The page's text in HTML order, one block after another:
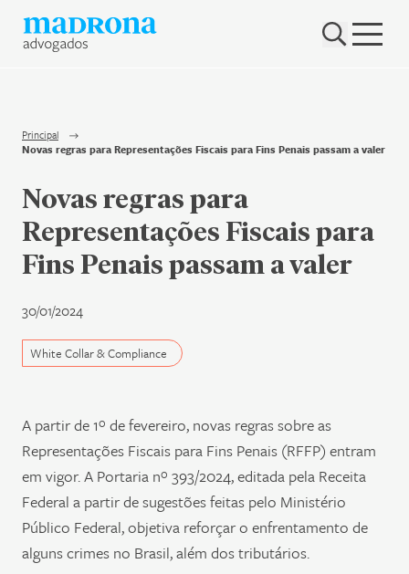
Nenhum resultado encontrado
Hub Madrona
Newsletter
Principal
Novas regras para Representações Fiscais para Fins Penais passam a valer
Novas regras para
Representações Fiscais para
Fins Penais passam a valer
30/01/2024
White Collar & Compliance
A partir de 1º de fevereiro, novas regras sobre as
Representações Fiscais para Fins Penais (RFFP) entram
em vigor. A Portaria nº 393/2024, editada pela Receita
Federal a partir de sugestões feitas pelo Ministério
Público Federal, objetiva reforçar o enfrentamento de
alguns crimes no Brasil, além dos tributários.